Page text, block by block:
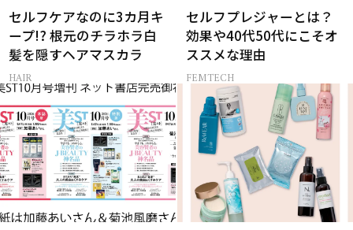
セルフケアなのに3カ月キ
ープ!? 根元のチラホラ白
髪を隠すヘアマスカラ
HAIR
セルフプレジャーとは？
効果や40代50代にこそオ
ススメな理由
FEMTECH